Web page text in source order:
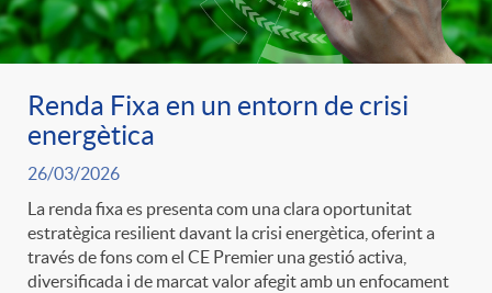
Renda Fixa en un entorn de crisi
energètica
26/03/2026
La renda fixa es presenta com una clara oportunitat
estratègica resilient davant la crisi energètica, oferint a
través de fons com el CE Premier una gestió activa,
diversificada i de marcat valor afegit amb un enfocament